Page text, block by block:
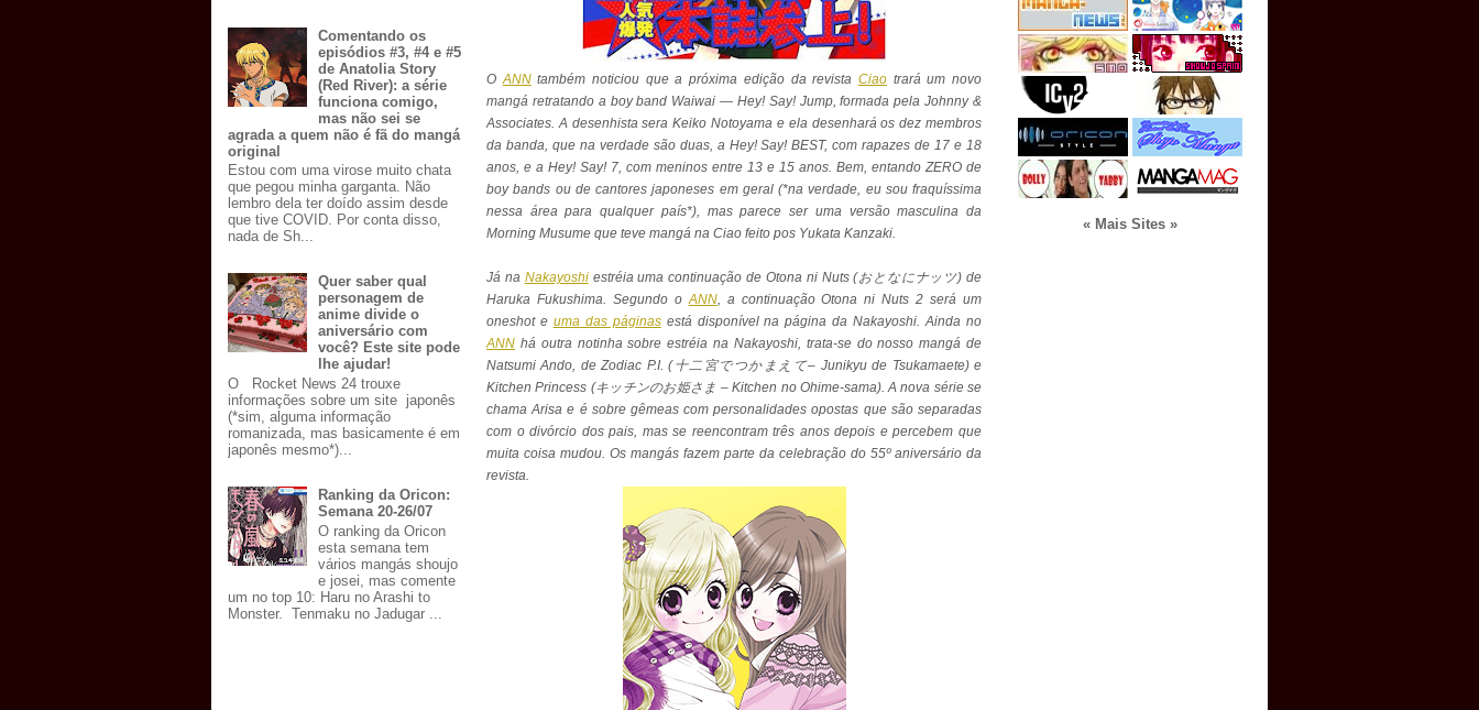
Comentando os
episódios #3, #4 e #5
de Anatolia Story
(Red River): a série
funciona comigo,
mas não sei se
agrada a quem não é fã do mangá
original
Estou com uma virose muito chata
que pegou minha garganta. Não
lembro dela ter doído assim desde
que tive COVID. Por conta disso,
nada de Sh...
Quer saber qual
personagem de
anime divide o
aniversário com
você? Este site pode
lhe ajudar!
O Rocket News 24 trouxe
informações sobre um site japonês
(*sim, alguma informação
romanizada, mas basicamente é em
japonês mesmo*)...
Ranking da Oricon:
Semana 20-26/07
O ranking da Oricon
esta semana tem
vários mangás shoujo
e josei, mas comente
um no top 10: Haru no Arashi to
Monster. Tenmaku no Jadugar ...
OANNtambém noticiou que a próxima edição da revista Ciaotrará um novo
mangá retratando a boy band Waiwai — Hey! Say! Jump, formada pela Johnny &
Associates. A desenhista sera Keiko Notoyama e ela desenhará os dez membros
da banda, que na verdade são duas, a Hey! Say! BEST, com rapazes de 17 e 18
anos, e a Hey! Say! 7, com meninos entre 13 e 15 anos. Bem, entando ZERO de
boy bands ou de cantores japoneses em geral (*na verdade, eu sou fraquíssima
nessa área para qualquer país*), mas parece ser uma versão masculina da
Morning Musume que teve mangá na Ciao feito pos Yukata Kanzaki.
Já na Nakayoshiestréia uma continuação de Otona ni Nuts (おとなにナッツ) de
Haruka Fukushima. Segundo oANN, a continuação Otona ni Nuts 2 será um
oneshot e uma das páginasestá disponível na página da Nakayoshi. Ainda no
ANN há outra notinha sobre estréia na Nakayoshi, trata-se do nosso mangá de
Natsumi Ando, de Zodiac P.I. (十二宮でつかまえて– Junikyu de Tsukamaete) e
Kitchen Princess (キッチンのお姫さま – Kitchen no Ohime-sama). A nova série se
chama Arisa e é sobre gêmeas com personalidades opostas que são separadas
com o divórcio dos pais, mas se reencontram três anos depois e percebem que
muita coisa mudou. Os mangás fazem parte da celebração do 55º aniversário da
revista.
« Mais Sites »